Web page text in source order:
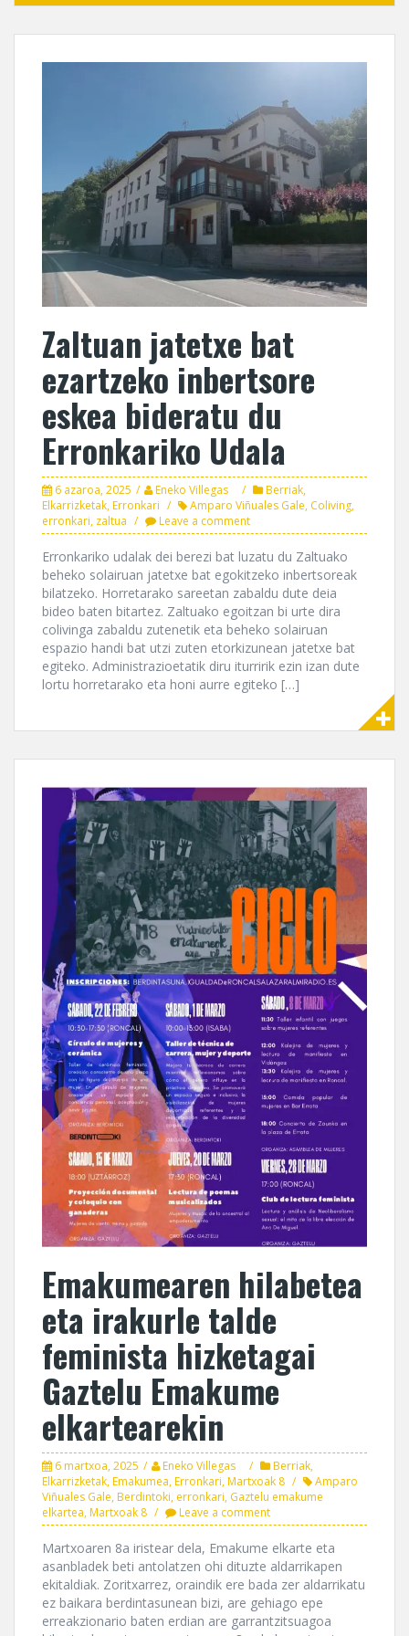
Zaltuan jatetxe bat
ezartzeko inbertsore
eskea bideratu du
Erronkariko Udala
6 azaroa, 2025 Eneko Villegas Berriak,
Elkarrizketak,Erronkari Amparo Viñuales Gale, Coliving,
erronkari, zaltua Leave a comment
Erronkariko udalak dei berezi bat luzatu du Zaltuako
beheko solairuan jatetxe bat egokitzeko inbertsoreak
bilatzeko. Horretarako sareetan zabaldu dute deia
bideo baten bitartez. Zaltuako egoitzan bi urte dira
colivinga zabaldu zutenetik eta beheko solairuan
espazio handi bat utzi zuten etorkizunean jatetxe bat
egiteko. Administrazioetatik diru iturririk ezin izan dute
lortu horretarako eta honi aurre egiteko […]
Emakumearen hilabetea
eta irakurle talde
feminista hizketagai
Gaztelu Emakume
elkartearekin
6 martxoa, 2025 Eneko Villegas Berriak,
Elkarrizketak,Emakumea,Erronkari,Martxoak 8
Amparo
Viñuales Gale,Berdintoki, erronkari, Gaztelu emakume
elkartea,Martxoak 8 Leave a comment
Martxoaren 8a iristear dela, Emakume elkarte eta
asanbladek beti antolatzen ohi dituzte aldarrikapen
ekitaldiak. Zoritxarrez, oraindik ere bada zer aldarrikatu
ez baikara berdintasunean bizi, are gehiago epe
erreakzionario baten erdian are garrantzitsuagoa